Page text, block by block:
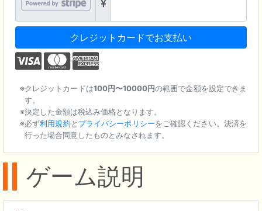
クレジットカードでお支払い
クレジットカードは100円〜10000円の範囲で金額を設定できま
す。
決定した金額は税込み価格となります。
必ず利用規約と プライバシーポリシーをご確認ください。決済を
行った場合同意したものとみなされます。
ゲーム説明